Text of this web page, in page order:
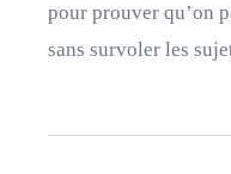
pour prouver qu’on
sans survoler les